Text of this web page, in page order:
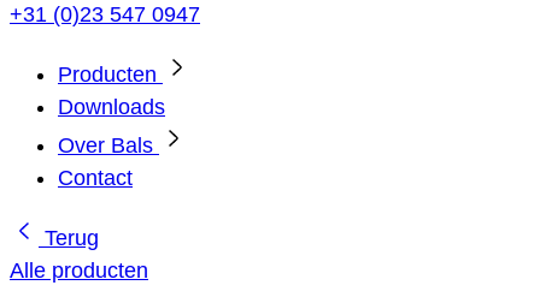
+31 (0)23 547 0947
Producten
Downloads
Over Bals
Contact
Terug
Alle producten